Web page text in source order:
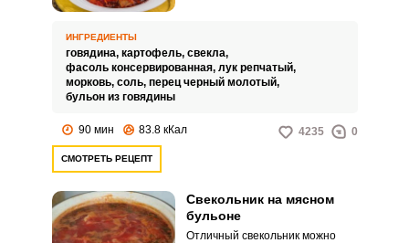
ИНГРЕДИЕНТЫ
говядина, картофель, свекла,
фасоль консервированная, лук репчатый,
морковь, соль, перец черный молотый,
бульон из говядины
90 мин 83.8 кКал 4235 0
СМОТРЕТЬ РЕЦЕПТ
Свекольник на мясном
бульоне
Отличный свекольник можно